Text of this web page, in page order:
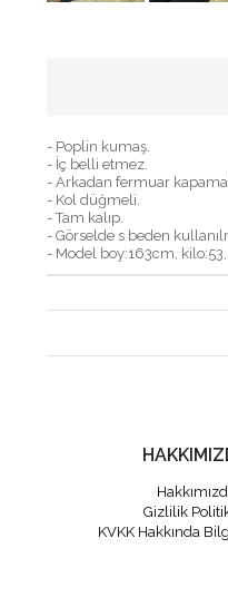
- Poplin kumaş.
- İç belli etmez.
- Arkadan fermuar
- Kol düğmeli.
- Tam kalıp.
- Görselde s beden
- Model boy:163cm,
Gizlilik
KVKK Hakkında